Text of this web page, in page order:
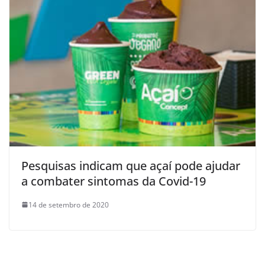
Pesquisas indicam que açaí pode ajudar
a combater sintomas da Covid-19
14 de setembro de 2020